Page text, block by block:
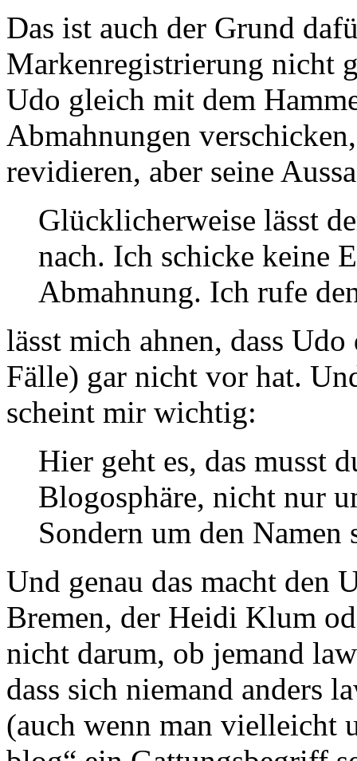
Das ist auch der Grund
Markenregistrierung nicht
Udo gleich mit dem
Abmahnungen
revidieren, aber seine
Glücklicherweise lässt
nach. Ich schicke keine
Abmahnung. Ich rufe
lässt mich ahnen, dass
Fälle) gar nicht vor hat.
scheint mir wichtig:
Hier geht es, das musst
Blogosphäre, nicht nur
Sondern um den
Und genau das macht den
Bremen, der Heidi Klum
nicht darum, ob jemand
dass sich niemand anders
(auch wenn man vielleicht